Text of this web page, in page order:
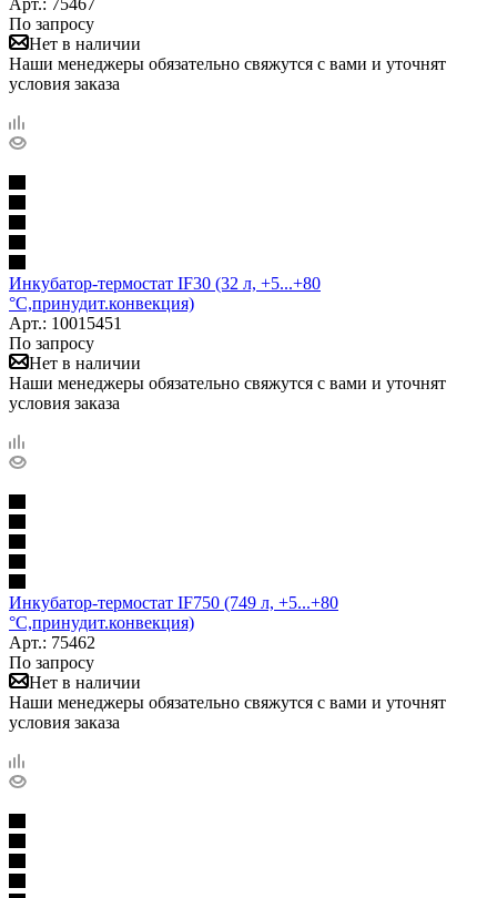
По запросу
Нет в наличии
Наши менеджеры обязательно свяжутся с вами и уточнят
условия заказа
Инкубатор-термостат IF30 (32 л, +5...+80
°С,принудит.конвекция)
Арт.: 10015451
По запросу
Нет в наличии
Наши менеджеры обязательно свяжутся с вами и уточнят
условия заказа
Инкубатор-термостат IF750 (749 л, +5...+80
°С,принудит.конвекция)
Арт.: 75462
По запросу
Нет в наличии
Наши менеджеры обязательно свяжутся с вами и уточнят
условия заказа